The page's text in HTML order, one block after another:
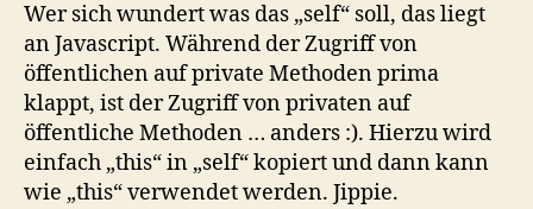
Wer sich wundert was das „self“ soll, das liegt
an Javascript. Während der Zugriff von
öffentlichen auf private Methoden prima
klappt, ist der Zugriff von privaten auf
öffentliche Methoden … anders :). Hierzu wird
einfach „this“ in „self“ kopiert und dann kann
wie „this“ verwendet werden. Jippie.